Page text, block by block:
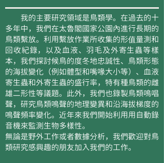
我的主要研究領域是鳥類學。在過去的十
多年中，我們在太魯閣國家公園內進行長期的
鳥類繫放。利用繫放作業所收集的形值量測和
回收紀錄，以及血液、羽毛及外寄生蟲等樣
本，我們探討候鳥的度冬地忠誠性、鳥類形態
的海拔變化（例如體型和嘴喙大小等）、血液
寄生蟲和外寄生蟲的盛行率，特有種鳥類的雌
雄二形性等議題。此外，我們也錄製鳥類鳴唱
聲，研究鳥類鳴聲的地理變異和沿海拔梯度的
鳴聲頻率變化。近年來我們開始利用用自動錄
音機來監測生物多樣性。
無論是野外工作或者數據分析，我們歡迎對鳥
類研究感興趣的朋友加入我們的工作。